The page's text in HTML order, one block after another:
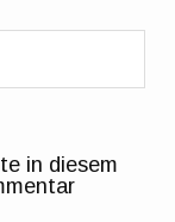
in diesem